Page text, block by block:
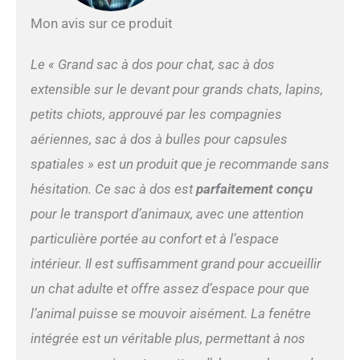
compagnie pour se reposer
compagnies aériennes : la
plupart des compagnies
Important : veuillez vérifier
les exigences de votre
de voyager. Bon à
transporter sur la poitrine
sachent ce qui se passe à
l'avance, ou en randonnée
confortable grâce aux
bretelles rembourrées et à
la boucle de poitrine
supplémentaire pour
sécuriser. Laisse de sécurité
avec clip au harnais incluse
Mon avis sur ce produit
Le « Grand sac à dos pour chat, sac à dos
extensible sur le devant pour grands chats, lapins,
petits chiots, approuvé par les compagnies
aériennes, sac à dos à bulles pour capsules
spatiales » est un produit que je recommande sans
hésitation. Ce sac à dos estparfaitement conçu
pour le transport d’animaux, avec une attention
particulière portée au confort et à l’espace
intérieur. Il est suffisamment grand pour accueillir
un chat adulte et offre assez d’espace pour que
l’animal puisse se mouvoir aisément. La fenêtre
intégrée est un véritable plus, permettant à nos